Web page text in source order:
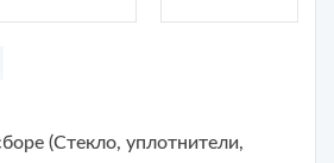
(Стекло, уплотнители,